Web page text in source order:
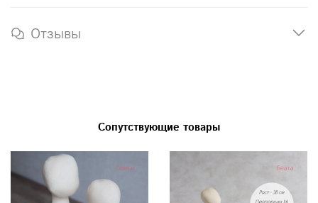
Отзывы
Сопутствующие товары